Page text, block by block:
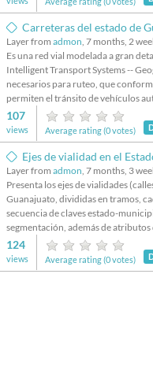
Carreteras del estado de
Layer from admon , 7 months, 2
Es una red vial modelada a gran
Intelligent Transport Systems --
necesarios para ruteo, que
permiten el tránsito de vehículos
107
views Average rating (0 votes)
Ejes de vialidad en el
Layer from admon , 7 months, 3
Presenta los ejes de vialidades
Guanajuato, divididas en tramos,
secuencia de claves estado-
segmentación, además de
124
views Average rating (0 votes)